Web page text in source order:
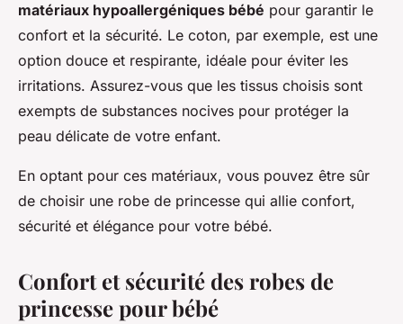
matériaux hypoallergéniques bébé pour garantir le
confort et la sécurité. Le coton, par exemple, est une
option douce et respirante, idéale pour éviter les
irritations. Assurez-vous que les tissus choisis sont
exempts de substances nocives pour protéger la
peau délicate de votre enfant.
En optant pour ces matériaux, vous pouvez être sûr
de choisir une robe de princesse qui allie confort,
sécurité et élégance pour votre bébé.
Confort et sécurité des robes de
princesse pour bébé